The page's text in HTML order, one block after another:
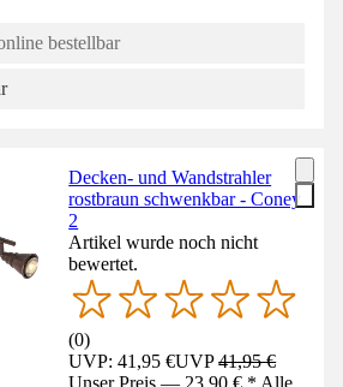
bestellbar
Decken- und Wandstrahler
rostbraun schwenkbar - Coney
2
Artikel wurde noch nicht
bewertet.
(0)
UVP: 41,95 €UVP41,95 €
Unser Preis — 23,90 € * Alle